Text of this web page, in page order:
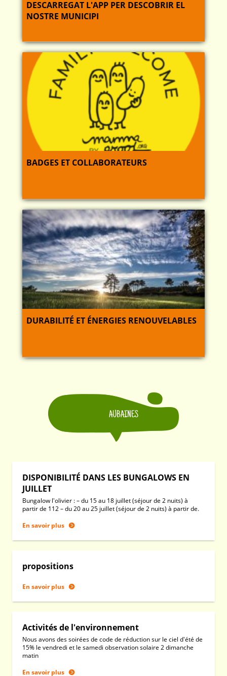
DESCARREGAT L'APP PER DESCOBRIR EL
NOSTRE MUNICIPI
BADGES ET COLLABORATEURS
DURABILITÉ ET ÉNERGIES RENOUVELABLES
AUBAINES
DISPONIBILITÉ DANS LES BUNGALOWS EN
JUILLET
Bungalow l'olivier : – du 15 au 18 juillet (séjour de 2 nuits) à
partir de 112 – du 20 au 25 juillet (séjour de 2 nuits) à partir de.
En savoir plus
propositions
En savoir plus
Activités de l'environnement
Nous avons des soirées de code de réduction sur le ciel d'été de
15% le vendredi et le samedi observation solaire 2 dimanche
matin
En savoir plus